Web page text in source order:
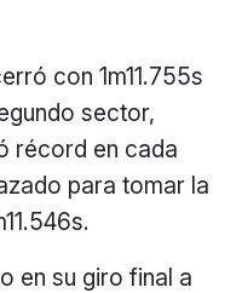
con 1m11.755s
sector,
récord en cada
para tomar la
en su giro final a